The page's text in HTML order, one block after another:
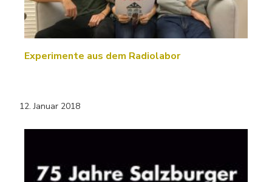
Experimente aus dem Radiolabor
12. Januar 2018